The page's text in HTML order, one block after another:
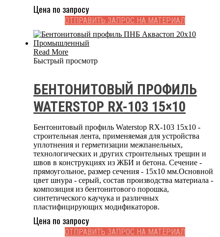
Цена по запросу
ОТПРАВИТЬ ЗАПРОС НА МАТЕРИАЛ
Read More
Быстрый просмотр
БЕНТОНИТОВЫЙ ПРОФИЛЬ
WATERSTOP RX-103 15×10
Бентонитовый профиль Waterstop RX-103 15x10 -
строительная лента, применяемая для устройства
уплотнения и герметизации межпанельных,
технологических и других строительных трещин и
швов в конструкциях из ЖБИ и бетона. Сечение -
прямоугольное, размер сечения - 15x10 мм.Основной
цвет шнура - серый, состав производства материала -
композиция из бентонитового порошка,
синтетического каучука и различных
пластифицирующих модификаторов.
Цена по запросу
ОТПРАВИТЬ ЗАПРОС НА МАТЕРИАЛ